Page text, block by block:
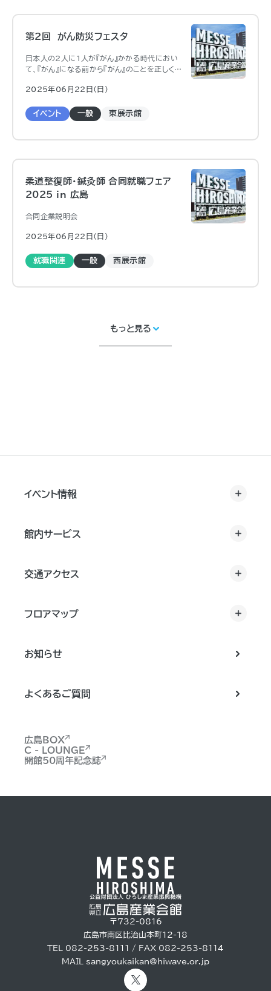
第2回 がん防災フェスタ
日本人の2人に1人が『がん』かかる時代におい
て、『がん』になる前から『がん』のことを正しく知
３つの備え『予防・早期発見/早期治療・がんにな
ジとブース
2025年06月22日（日)
イベント 一般 東展示館
柔道整復師・鍼灸師 合同就職フェア
2025 in 広島
合同企業説明会
2025年06月22日（日)
就職関連 一般 西展示館
もっと見る
イベント情報
館内サービス
交通アクセス
フロアマップ
お知らせ
よくあるご質問
広島BOX
C - LOUNGE
開館50周年記念誌
〒732-0816
広島市南区比治山本町12-18
TEL 082-253-8111 / FAX 082-253-8114
MAIL sangyoukaikan@hiwave.or.jp